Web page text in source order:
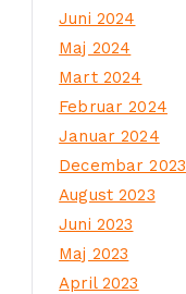
Juni 2024
Maj 2024
Mart 2024
Februar 2024
Januar 2024
Decembar 2023
August 2023
Juni 2023
Maj 2023
April 2023